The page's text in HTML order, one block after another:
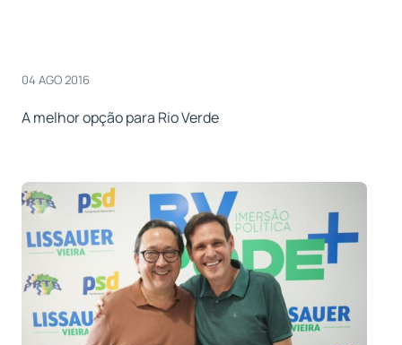
04 AGO 2016
A melhor opção para Rio Verde